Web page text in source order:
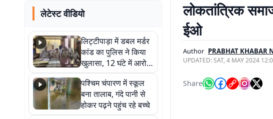
लेटेस्ट वीडियो
लिट्टीपाड़ा में डबल मर्डर
कांड का पुलिस ने किया
खुलासा, 12 घंटे में आरोपी
गिरफ्तार
पश्चिम चंपारण में स्कूल
बना तालाब, गंदे पानी से
होकर पढ़ने पहुंच रहे बच्चे
लोकतांत्रिक
ईओ
Author PRABHAT KHABAR
UPDATED:SAT, 4 MAY 2024
Share